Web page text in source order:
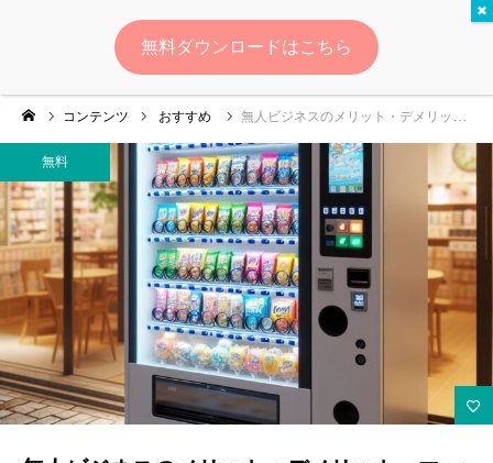
無料
コンテンツ おすすめ 無人ビジネスのメリット・デメリット、マーケティング戦略から成功事例まで完全ガイド
無料
ログイン 会員登録
ゆいマーケとは？
実績・お客様の声
無料診断
イベント・セミナー情報
コンテンツ
LINEお友達登録
無料ダウンロードはこちら